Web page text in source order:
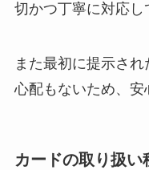
切かつ丁寧に対応し
また最初に提示さ
心配もないため、安
カードの取り扱